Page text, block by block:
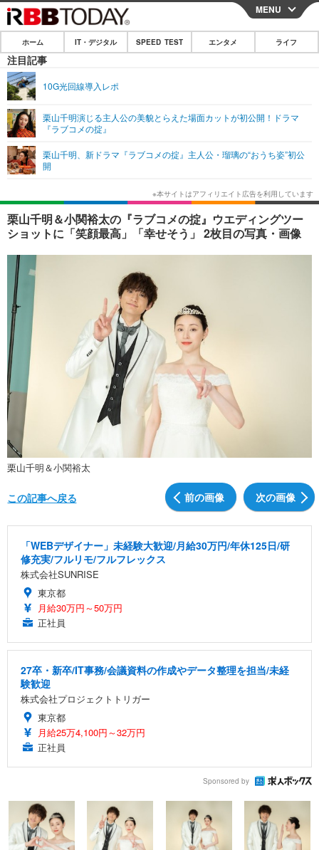
CLOSE
ホーム
IT・デジタル
ネタ
ショッピング その他
SPEED TEST
エンタメ
韓国・芸能
音楽 スポーツ
ライフ
ライフTOP グルメ
ペット ショッピング
その他
リリース一覧
プッシュ通知の停止方法
MENU
ホーム IT・デジタル SPEED TEST エンタメ ライフ
注目記事
10G光回線導入レポ
栗山千明演じる主人公の美貌とらえた場面カットが初公開！ドラマ
『ラブコメの掟』
栗山千明、新ドラマ『ラブコメの掟』主人公・瑠璃の“おうち姿”初公
開
栗山千明＆小関裕太の『ラブコメの掟』ウエディングツー
ショットに「笑顔最高」「幸せそう」 2枚目の写真・画像
栗山千明＆小関裕太
前の画像 次の画像
この記事へ戻る
「WEBデザイナー」未経験大歓迎/月給30万円/年休125日/研
修充実/フルリモ/フルフレックス
株式会社SUNRISE
東京都
月給30万円～50万円
正社員
27卒・新卒/IT事務/会議資料の作成やデータ整理を担当/未経
験歓迎
株式会社プロジェクトトリガー
東京都
月給25万4,100円～32万円
正社員
Sponsored by